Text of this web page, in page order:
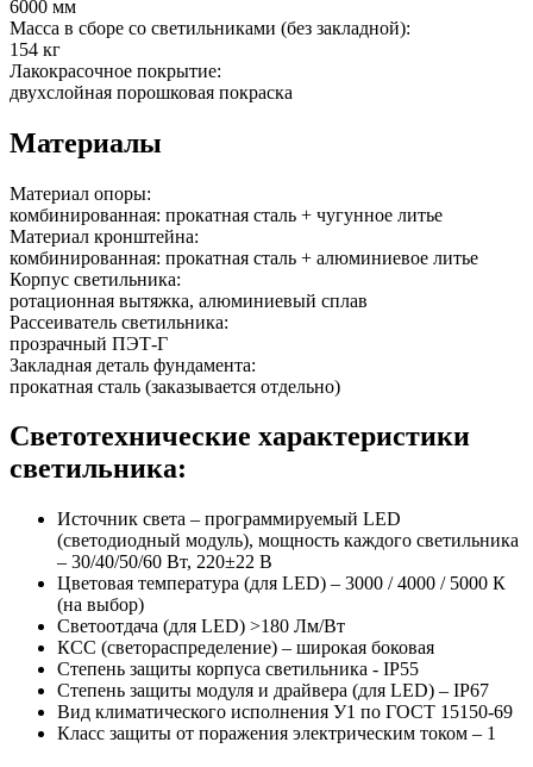
6000 мм
Масса в сборе со светильниками (без закладной):
154 кг
Лакокрасочное покрытие:
двухслойная порошковая покраска
Материалы
Материал опоры:
комбинированная: прокатная сталь + чугунное литье
Материал кронштейна:
комбинированная: прокатная сталь + алюминиевое литье
Корпус светильника:
ротационная вытяжка, алюминиевый сплав
Рассеиватель светильника:
прозрачный ПЭТ-Г
Закладная деталь фундамента:
прокатная сталь (заказывается отдельно)
Светотехнические характеристики
светильника:
Источник света – программируемый LED
(светодиодный модуль), мощность каждого светильника
– 30/40/50/60 Вт, 220±22 В
Цветовая температура (для LED) – 3000 / 4000 / 5000 К
(на выбор)
Светоотдача (для LED) >180 Лм/Вт
КСС (светораспределение) – широкая боковая
Степень защиты корпуса светильника - IP55
Степень защиты модуля и драйвера (для LED) – IP67
Вид климатического исполнения У1 по ГОСТ 15150-69
Класс защиты от поражения электрическим током – 1